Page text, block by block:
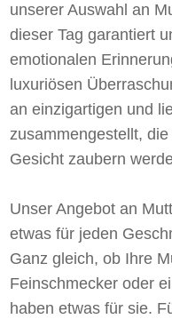
unserer Auswahl an
dieser Tag garantiert
emotionalen
luxuriösen
an einzigartigen und
zusammengestellt,
Gesicht zaubern
Unser Angebot an
etwas für jeden
Ganz gleich, ob Ihre
Feinschmecker oder
haben etwas für sie.